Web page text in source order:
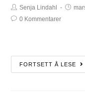
Senja Lindahl
0 Kommentarer
FORTSETT Å LESE